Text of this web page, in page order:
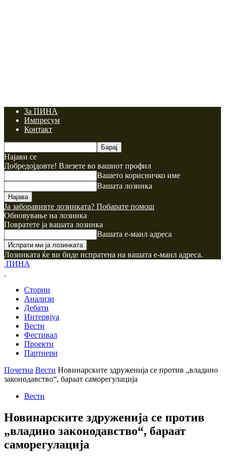
За ПИНА
Импресум
Контакт
Најави се
Добредојдовте! Влезете во вашиот профил
Вашето корисничко име
Вашата лозинка
Ја заборавивте лозинката? Побарате помош
Обновување на лозинка
Повратете ја вашата лозинка
Вашата е-маил адреса
Лозинката ќе ви биде испратена на вашата е-маил адреса.
ПИНА
Стории
Анализи
Дебати
Интервјуа
Вести
Фестивал
Проекти
Партнери
Почетна Вести Новинарските здруженија се против „владино
законодавство“, бараат саморегулација
Вести
Новинарските здруженија се против
„владино законодавство“, бараат
саморегулација